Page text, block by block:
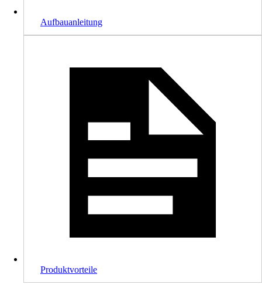
Aufbauanleitung
Produktvorteile